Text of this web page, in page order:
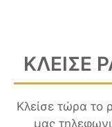
ΚΛΕΙΣΕ
Κλείσε τώρα το
μας